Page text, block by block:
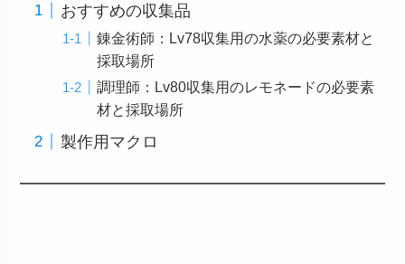
おすすめの収集品
錬金術師：Lv78収集用の水薬の必要素材と
採取場所
調理師：Lv80収集用のレモネードの必要素
材と採取場所
製作用マクロ